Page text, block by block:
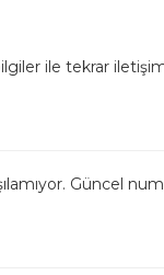
ile tekrar
Güncel